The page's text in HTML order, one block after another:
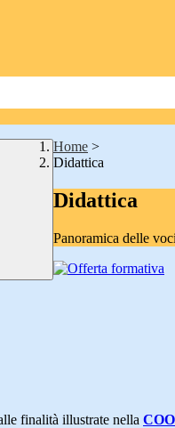
Home >
Didattica
Didattica
Panoramica delle
finalità illustrate nella